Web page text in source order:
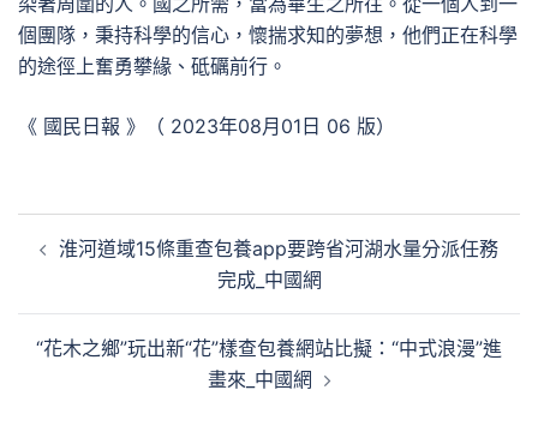
個團隊，秉持科學的信心，懷揣求知的夢想，他們正在科學
的途徑上奮勇攀緣、砥礪前行。
《 國民日報 》（ 2023年08月01日 06 版）
章 淮河道域15條重查包養app要跨省河湖水量分派任務
完成_中國網
“花木之鄉”玩出新“花”樣查包養網站比擬：“中式浪漫”進
畫來_中國網